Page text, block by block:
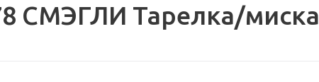
СМЭГЛИ Тарелка/миска